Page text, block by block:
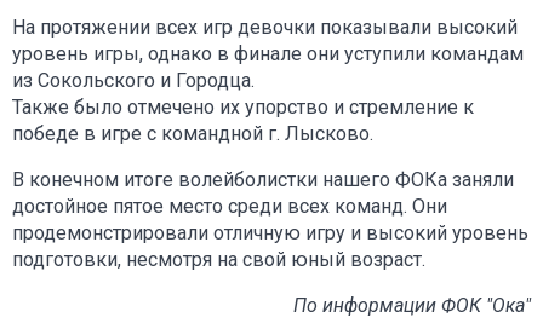
На протяжении всех игр девочки показывали высокий
уровень игры, однако в финале они уступили командам
из Сокольского и Городца.
Также было отмечено их упорство и стремление к
победе в игре с командной г. Лысково.
В конечном итоге волейболистки нашего ФОКа заняли
достойное пятое место среди всех команд. Они
продемонстрировали отличную игру и высокий уровень
подготовки, несмотря на свой юный возраст.
По информации ФОК "Ока"